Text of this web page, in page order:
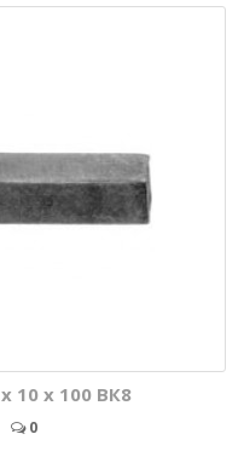
10 х 100 ВК8
0